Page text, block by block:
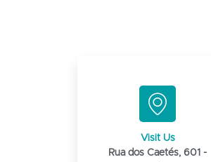
Visit Us
Rua dos Caetés, 601 -